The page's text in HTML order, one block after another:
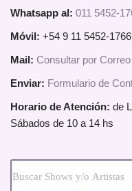
Whatsapp al: 011 5452-
Móvil: +54 9 11 5452-1766
Mail: Consultar por Correo
Enviar: Formulario de
Horario de Atención: de
Sábados de 10 a 14 hs